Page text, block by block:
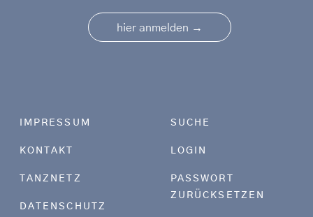
hier anmelden →
Footer menu
IMPRESSUM
KONTAKT
TANZNETZ
DATENSCHUTZ
SUCHE
LOGIN
PASSWORT
ZURÜCKSETZEN